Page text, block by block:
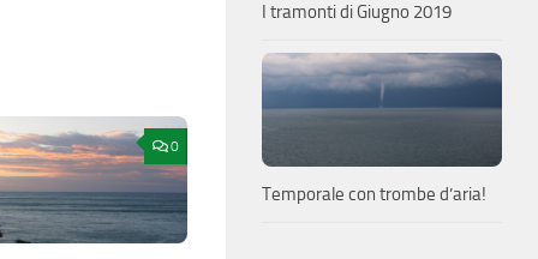
0
I tramonti di Giugno 2019
Temporale con trombe d’aria!